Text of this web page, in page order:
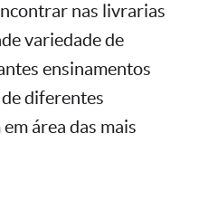
nas livrarias
variedade de
ensinamentos
diferentes
área das mais